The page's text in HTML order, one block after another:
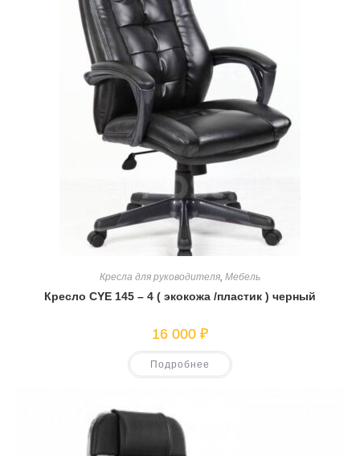
Кресла для руководителя, Мебель
Кресло CYE 145 – 4 ( экокожа /пластик ) черный
16 000 ₽
Подробнее